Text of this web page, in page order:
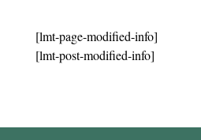
[lmt-page-modified-info]
[lmt-post-modified-info]